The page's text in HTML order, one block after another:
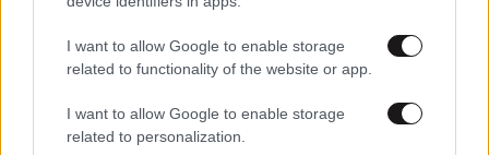
I want to allow Google to enable storage
related to functionality of the website or app.
I want to allow Google to enable storage
related to personalization.
για την οποία έχουμε κάθε λόγο να είμαστε
Αυτό το οποίο θέλω να σας πω, επειδή ξέρω πολύ